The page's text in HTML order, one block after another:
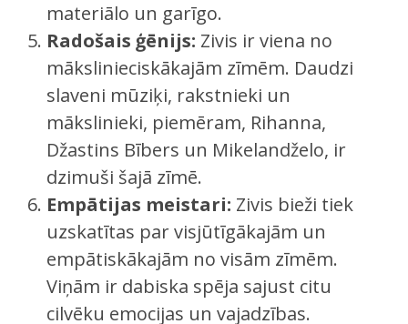
materiālo un garīgo.
Radošais ģēnijs: Zivis ir viena no
mākslinieciskākajām zīmēm. Daudzi
slaveni mūziķi, rakstnieki un
mākslinieki, piemēram, Rihanna,
Džastins Bībers un Mikelandželo, ir
dzimuši šajā zīmē.
Empātijas meistari: Zivis bieži tiek
uzskatītas par visjūtīgākajām un
empātiskākajām no visām zīmēm.
Viņām ir dabiska spēja sajust citu
cilvēku emocijas un vajadzības.